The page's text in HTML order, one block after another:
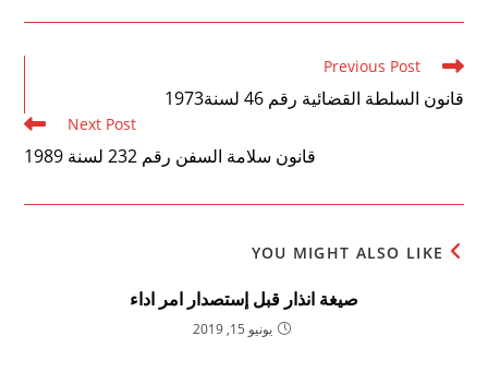
Read
more
articles
Previous Post
قانون السلطة القضائية رقم 46 لسنة1973
Next Post
قانون سلامة السفن رقم 232 لسنة 1989
YOU MIGHT ALSO LIKE
صيغة انذار قبل إستصدار امر اداء
يونيو 15, 2019